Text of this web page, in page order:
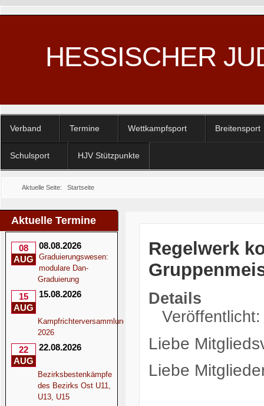
HESSISCHER
Verband Termine Wettkampfsport Breitensport
Schulsport HJV Stützpunkte
Aktuelle Seite: Startseite
Aktuelle Termine
08
AUG
08.08.2026
Graduierungswesen:
modulare Dan-
Graduierung
15
AUG
15.08.2026
Kampfrichterversammlung
2026
22
AUG
22.08.2026
Bezirksbestenkämpfe
des Bezirks Ost U11,
U13, U15
Regelwerk
Details
Liebe
Liebe